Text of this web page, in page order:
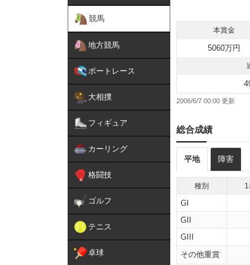
競馬
地方競馬
ボートレース
大相撲
フィギュア
カーリング
格闘技
ゴルフ
テニス
卓球
本賞金
5060万円
2006/6/7 00:00
総合成績
平地 障害
種別
GI
GII
GIII
その他重賞